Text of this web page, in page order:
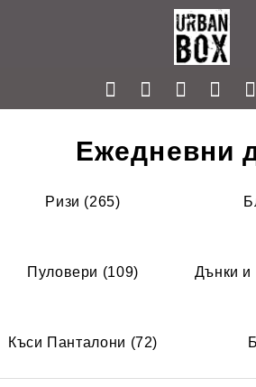
Ежедневни
Ризи (265)
Пуловери (109) Дънки и
Къси Панталони (72)